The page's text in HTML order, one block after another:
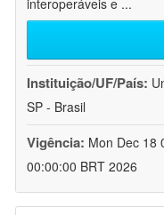
interoperáveis e ...
Instituição/UF/País:
SP - Brasil
Vigência: Mon Dec 18
00:00:00 BRT 2026